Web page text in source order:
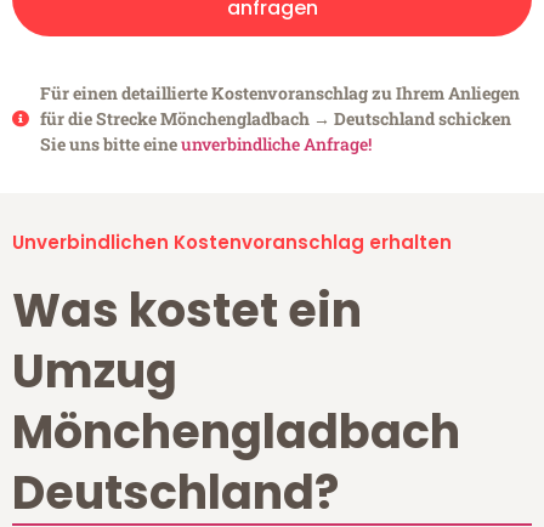
anfragen
Für einen detaillierte Kostenvoranschlag zu Ihrem Anliegen
für die Strecke Mönchengladbach → Deutschland schicken
Sie uns bitte eineunverbindliche Anfrage!
Unverbindlichen Kostenvoranschlag erhalten
Was kostet ein
Umzug
Mönchengladbach
Deutschland?